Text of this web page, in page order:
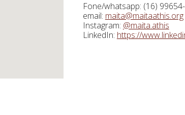
Fone/whatsapp: (16)
email: maita@maitaathis.org
Instagram: @maita.athis
LinkedIn: https://